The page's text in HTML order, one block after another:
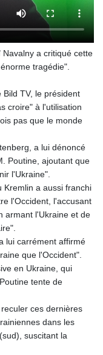
a critiqué cette
tragédie".
TV, le président
croire" à l'utilisation
pas que le monde
a lui dénoncé
Poutine, ajoutant que
l'Ukraine".
Kremlin a aussi franchi
l'Occident, l'accusant
armant l'Ukraine et de
lui carrément affirmé
que l'Occident".
en Ukraine, qui
tente de
ces dernières
dans les
suscitant la